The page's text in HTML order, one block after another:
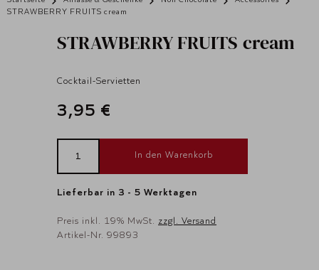
STRAWBERRY FRUITS cream
STRAWBERRY FRUITS cream
Cocktail-Servietten
3,95 €
In den Warenkorb
Lieferbar in 3 - 5 Werktagen
Preis inkl. 19% MwSt. zzgl. Versand
Artikel-Nr. 99893